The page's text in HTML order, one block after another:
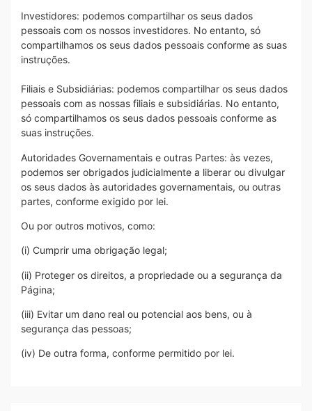
Investidores: podemos compartilhar os seus dados
pessoais com os nossos investidores. No entanto, só
compartilhamos os seus dados pessoais conforme as suas
instruções.
Filiais e Subsidiárias: podemos compartilhar os seus dados
pessoais com as nossas filiais e subsidiárias. No entanto,
só compartilhamos os seus dados pessoais conforme as
suas instruções.
Autoridades Governamentais e outras Partes: às vezes,
podemos ser obrigados judicialmente a liberar ou divulgar
os seus dados às autoridades governamentais, ou outras
partes, conforme exigido por lei.
Ou por outros motivos, como:
(i) Cumprir uma obrigação legal;
(ii) Proteger os direitos, a propriedade ou a segurança da
Página;
(iii) Evitar um dano real ou potencial aos bens, ou à
segurança das pessoas;
(iv) De outra forma, conforme permitido por lei.